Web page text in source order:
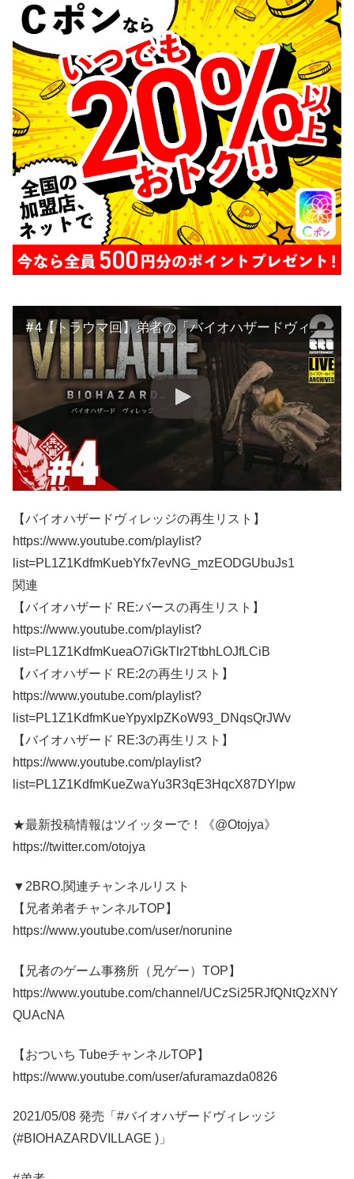
#4【トラウマ回】弟者の「バイオハザードヴィレッジ 」【2BRO.】
【バイオハザードヴィレッジの再生リスト】
https://www.youtube.com/playlist?
list=PL1Z1KdfmKuebYfx7evNG_mzEODGUbuJs1
関連
【バイオハザード RE:バースの再生リスト】
https://www.youtube.com/playlist?
list=PL1Z1KdfmKueaO7iGkTlr2TtbhLOJfLCiB
【バイオハザード RE:2の再生リスト】
https://www.youtube.com/playlist?
list=PL1Z1KdfmKueYpyxlpZKoW93_DNqsQrJWv
【バイオハザード RE:3の再生リスト】
https://www.youtube.com/playlist?
list=PL1Z1KdfmKueZwaYu3R3qE3HqcX87DYlpw
★最新投稿情報はツイッターで！《@Otojya》
https://twitter.com/otojya
▼2BRO.関連チャンネルリスト
【兄者弟者チャンネルTOP】
https://www.youtube.com/user/norunine
【兄者のゲーム事務所（兄ゲー）TOP】
https://www.youtube.com/channel/UCzSi25RJfQNtQzXNY
QUAcNA
【おついち TubeチャンネルTOP】
https://www.youtube.com/user/afuramazda0826
2021/05/08 発売「#バイオハザードヴィレッジ
(#BIOHAZARDVILLAGE )」